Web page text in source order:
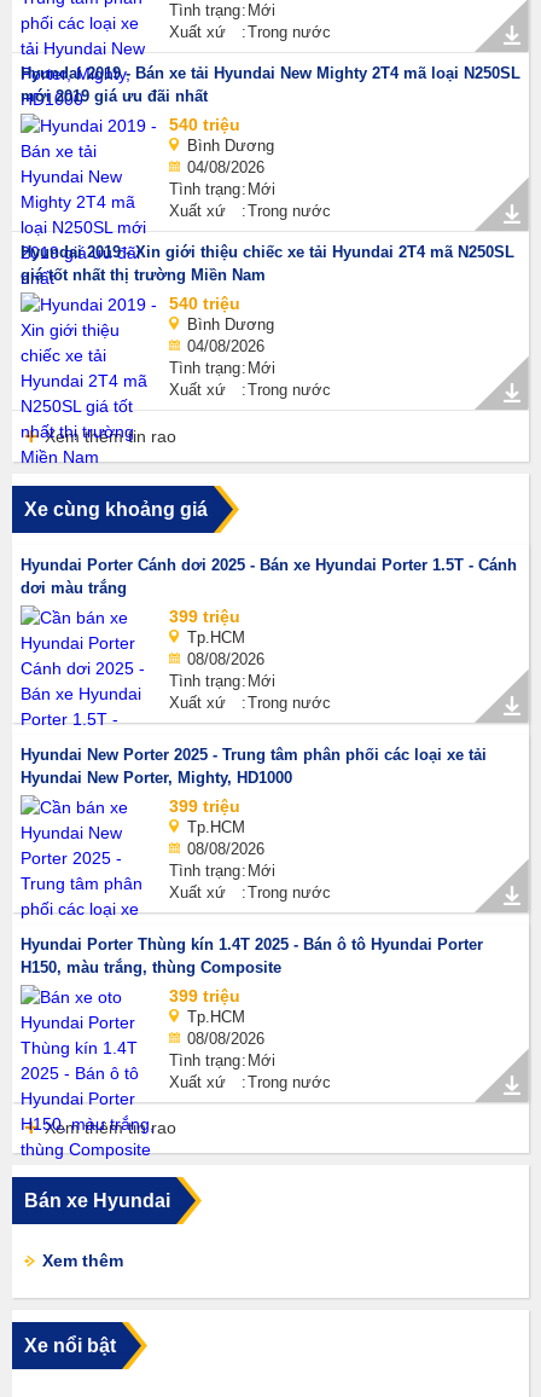
Tình trạng Mới
Xuất xứ
Trong nước
Hyundai 2019 - Bán xe tải Hyundai New Mighty 2T4 mã loại N250SL
mới 2019 giá ưu đãi nhất
540 triệu
Bình Dương
04/08/2026
Tình trạng Mới
Xuất xứ
Trong nước
Hyundai 2019 - Xin giới thiệu chiếc xe tải Hyundai 2T4 mã N250SL
giá tốt nhất thị trường Miền Nam
540 triệu
Bình Dương
04/08/2026
Tình trạng Mới
Xuất xứ
Trong nước
Xem thêm tin rao
Xe cùng khoảng giá
Hyundai Porter Cánh dơi 2025 - Bán xe Hyundai Porter 1.5T - Cánh
dơi màu trắng
399 triệu
Tp.HCM
08/08/2026
Tình trạng Mới
Xuất xứ
Trong nước
Hyundai New Porter 2025 - Trung tâm phân phối các loại xe tải
Hyundai New Porter, Mighty, HD1000
399 triệu
Tp.HCM
08/08/2026
Tình trạng Mới
Xuất xứ
Trong nước
Hyundai Porter Thùng kín 1.4T 2025 - Bán ô tô Hyundai Porter
H150, màu trắng, thùng Composite
399 triệu
Tp.HCM
08/08/2026
Tình trạng Mới
Xuất xứ
Trong nước
Xem thêm tin rao
Bán xe Hyundai
Xem thêm
Xe nổi bật